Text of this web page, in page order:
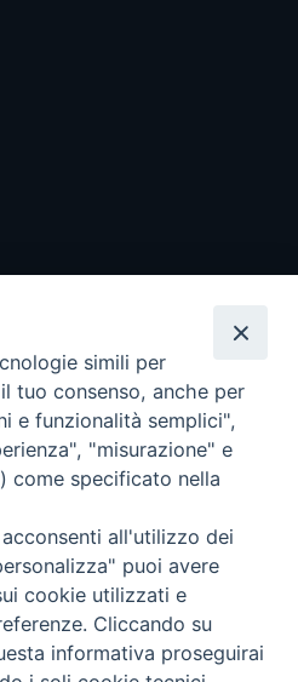
Tutti i diritti riservati - Vita
Torna
simili per
tuo consenso, anche per
e funzionalità semplici",
"misurazione" e
come specificato nella
all'utilizzo dei
puoi avere
cookie utilizzati e
Cliccando su
informativa proseguirai